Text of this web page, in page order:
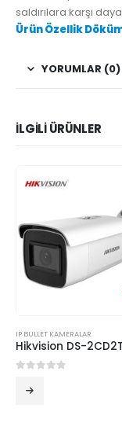
saldırılara karşı
Ürün Özellik
YORUMLAR (0)
İLGILI ÜRÜNLER
IP BULLET KAMERALAR